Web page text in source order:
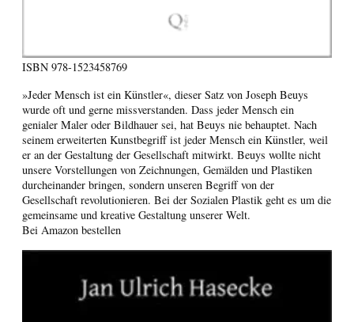
ISBN 978-1523458769
»Jeder Mensch ist ein Künstler«, dieser Satz von Joseph Beuys
wurde oft und gerne missverstanden. Dass jeder Mensch ein
genialer Maler oder Bildhauer sei, hat Beuys nie behauptet. Nach
seinem erweiterten Kunstbegriff ist jeder Mensch ein Künstler, weil
er an der Gestaltung der Gesellschaft mitwirkt. Beuys wollte nicht
unsere Vorstellungen von Zeichnungen, Gemälden und Plastiken
durcheinander bringen, sondern unseren Begriff von der
Gesellschaft revolutionieren. Bei der Sozialen Plastik geht es um die
gemeinsame und kreative Gestaltung unserer Welt.
Bei Amazon bestellen